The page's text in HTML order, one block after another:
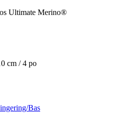
Ultimate Merino®
cm / 4 po
Bas